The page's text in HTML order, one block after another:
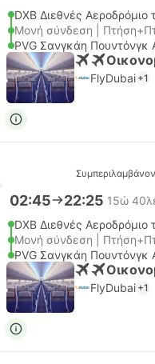
DXB Διεθνές Αεροδρόμιο
Μονή σύνδεση |
PVG Σανγκάη Πουντόνγκ
FlyDubai +1
02:45 22:25 15ώ
DXB Διεθνές Αεροδρόμιο
Μονή σύνδεση |
PVG Σανγκάη Πουντόνγκ
FlyDubai +1